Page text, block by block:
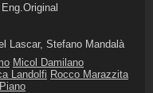
Lascar, Stefano Mandalà
Micol Damilano
Landolfi Rocco Marazzita